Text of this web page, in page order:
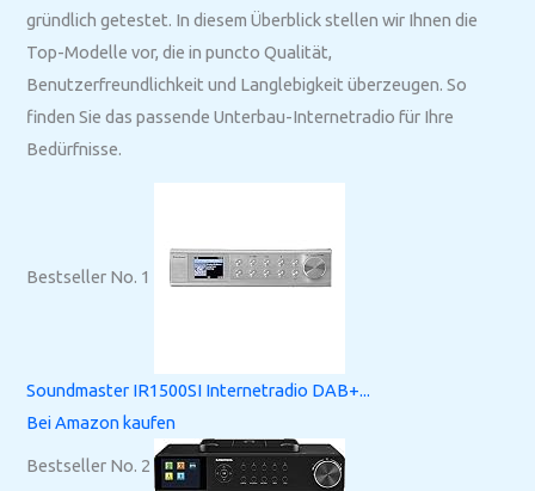
gründlich getestet. In diesem Überblick stellen wir Ihnen die
Top-Modelle vor, die in puncto Qualität,
Benutzerfreundlichkeit und Langlebigkeit überzeugen. So
finden Sie das passende Unterbau-Internetradio für Ihre
Bedürfnisse.
Bestseller No. 1
Soundmaster IR1500SI Internetradio DAB+...
Bei Amazon kaufen
Bestseller No. 2